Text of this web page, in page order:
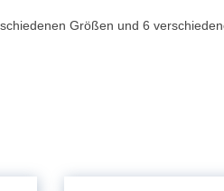
Größen und 6